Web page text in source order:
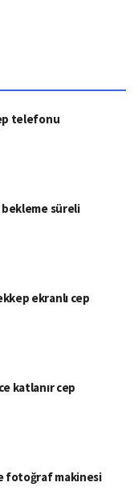
telefonu
bekleme süreli
ekranlı cep
katlanır cep
fotoğraf makinesi